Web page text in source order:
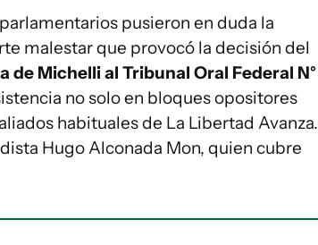
pusieron en duda la
malestar que provocó la decisión del
Michelli al Tribunal Oral Federal N°
no solo en bloques opositores
habituales de La Libertad Avanza.
Hugo Alconada Mon, quien cubre